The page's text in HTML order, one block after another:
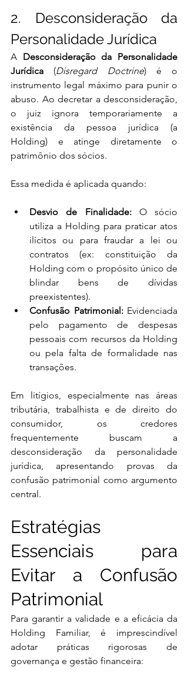
2. Desconsideração da
Personalidade Jurídica
A Desconsideração da Personalidade
Jurídica (Disregard Doctrine) é o
instrumento legal máximo para punir o
abuso. Ao decretar a desconsideração,
o juiz ignora temporariamente a
existência da pessoa jurídica (a
Holding) e atinge diretamente o
patrimônio dos sócios.
Essa medida é aplicada quando:
Desvio de Finalidade: O sócio
utiliza a Holding para praticar atos
ilícitos ou para fraudar a lei ou
contratos (ex: constituição da
Holding com o propósito único de
blindar bens de dívidas
preexistentes).
Confusão Patrimonial: Evidenciada
pelo pagamento de despesas
pessoais com recursos da Holding
ou pela falta de formalidade nas
transações.
Em litígios, especialmente nas áreas
tributária, trabalhista e de direito do
consumidor, os credores
frequentemente buscam a
desconsideração da personalidade
jurídica, apresentando provas da
confusão patrimonial como argumento
central.
Estratégias
Essenciais para
Evitar a Confusão
Patrimonial
Para garantir a validade e a eficácia da
Holding Familiar, é imprescindível
adotar práticas rigorosas de
governança e gestão financeira: